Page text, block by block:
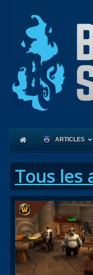
ARTICLES
Tous les